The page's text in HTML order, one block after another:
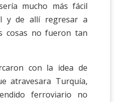
mucho más fácil
y de allí regresar a
cosas no fueron tan
con la idea de
atravesara Turquía,
ferroviario no